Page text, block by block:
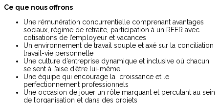
Ce que nous offrons
Une rémunération concurrentielle comprenant avantages
sociaux, régime de retraite, participation à un REER avec
cotisations de l’employeur et vacances
Un environnement de travail souple et axé sur la conciliation
travail-vie personnelle
Une culture d’entreprise dynamique et inclusive où chacun
se sent à l’aise d’être lui-même
Une équipe qui encourage la croissance et le
perfectionnement professionnels
Une occasion de jouer un rôle marquant et percutant au sein
de l’organisation et dans des projets